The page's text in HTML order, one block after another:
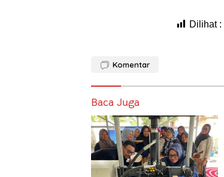
Dilihat :
Komentar
Baca Juga